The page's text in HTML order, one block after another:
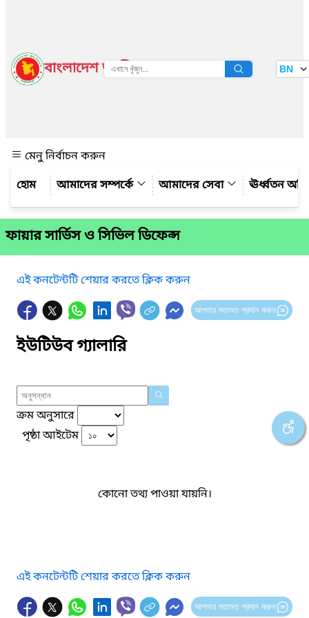
বাংলাদেশ জাতীয় তথ্য বাতায়ন BN
মেনু নির্বাচন করুন
আমাদের সম্পর্কে
আমাদের সেবা ঊর্ধ্বতন
ফায়ার সার্ভিস ও সিভিল ডিফেন্স
এই কনটেন্টটি শেয়ার করতে ক্লিক করুন
আপনার মতামত প্রদান করুন
ইউটিউব গ্যালারি
ক্রম অনুসারে
পৃষ্ঠা আইটেম
কোনো তথ্য পাওয়া যায়নি।
এই কনটেন্টটি শেয়ার করতে ক্লিক করুন
আপনার মতামত প্রদান করুন